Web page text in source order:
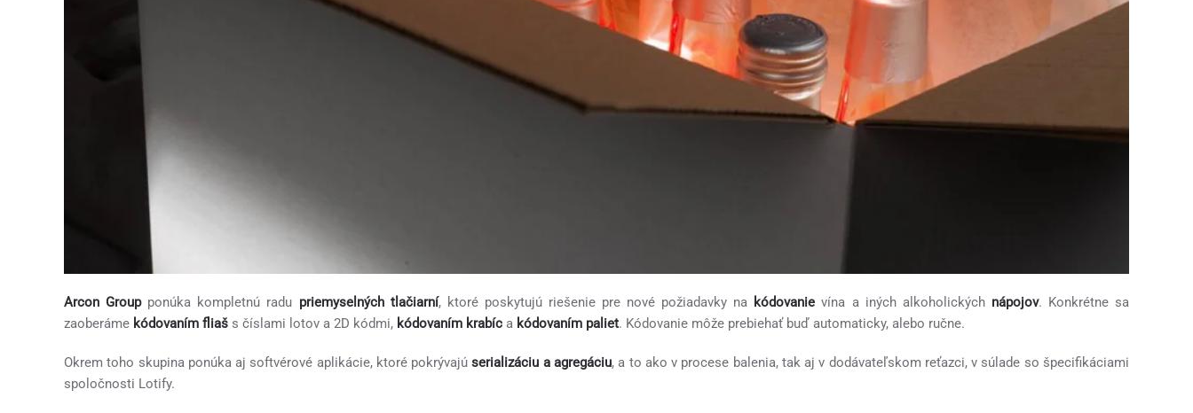
Arcon Groupponúka kompletnú radu priemyselných tlačiarní, ktoré poskytujú riešenie pre nové požiadavky na kódovanie vína a iných alkoholických nápojov. Konkrétne sa
zaoberáme kódovaním fliaš s číslami lotov a 2D kódmi, kódovaním krabíc a kódovaním paliet. Kódovanie môže prebiehať buď automaticky, alebo ručne.
Okrem toho skupina ponúka aj softvérové aplikácie, ktoré pokrývajúserializáciu a agregáciu, a to ako v procese balenia, tak aj v dodávateľskom reťazci, v súlade so špecifikáciami
spoločnosti Lotify.